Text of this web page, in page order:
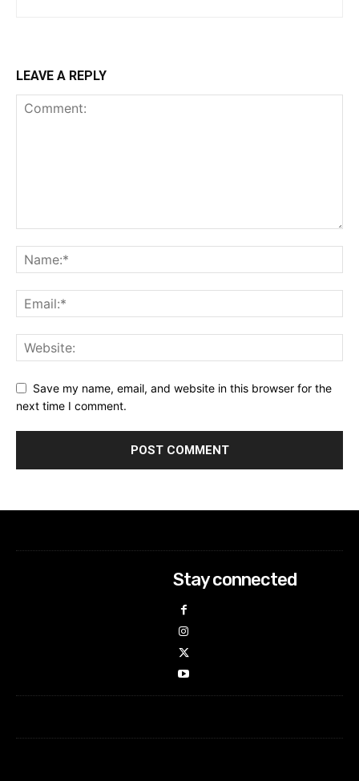
LEAVE A REPLY
Save my name, email, and website in this browser for the
next time I comment.
Stay connected